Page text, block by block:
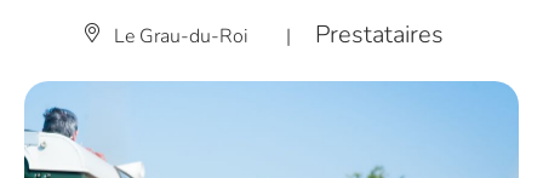
Le Grau-du-Roi | Prestataires